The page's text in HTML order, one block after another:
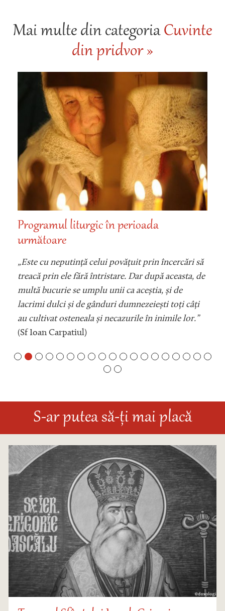
Mai multe din categoriaCuvinte
din pridvor »
Programul liturgic în perioada
următoare
„Este cu neputință celui povățuit prin încercări să
treacă prin ele fără întristare. Dar după aceasta, de
multă bucurie se umplu unii ca aceștia, și de
lacrimi dulci și de gânduri dumnezeiești toți câți
au cultivat osteneala și necazurile în inimile lor.”
(Sf Ioan Carpatiul)
S-ar putea să-ți mai placă